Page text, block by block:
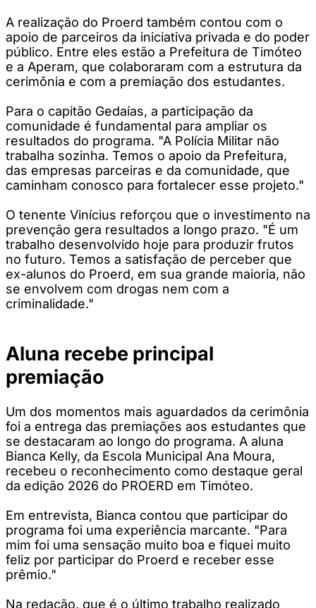
A realização do Proerd também contou com o
apoio de parceiros da iniciativa privada e do poder
público. Entre eles estão a Prefeitura de Timóteo
e a Aperam, que colaboraram com a estrutura da
cerimônia e com a premiação dos estudantes.
Para o capitão Gedaías, a participação da
comunidade é fundamental para ampliar os
resultados do programa. "A Polícia Militar não
trabalha sozinha. Temos o apoio da Prefeitura,
das empresas parceiras e da comunidade, que
caminham conosco para fortalecer esse projeto."
O tenente Vinícius reforçou que o investimento na
prevenção gera resultados a longo prazo. "É um
trabalho desenvolvido hoje para produzir frutos
no futuro. Temos a satisfação de perceber que
ex-alunos do Proerd, em sua grande maioria, não
se envolvem com drogas nem com a
criminalidade."
Aluna recebe principal
premiação
Um dos momentos mais aguardados da cerimônia
foi a entrega das premiações aos estudantes que
se destacaram ao longo do programa. A aluna
Bianca Kelly, da Escola Municipal Ana Moura,
recebeu o reconhecimento como destaque geral
da edição 2026 do PROERD em Timóteo.
Em entrevista, Bianca contou que participar do
programa foi uma experiência marcante. "Para
mim foi uma sensação muito boa e fiquei muito
feliz por participar do Proerd e receber esse
prêmio."
Na redação, que é o último trabalho realizado